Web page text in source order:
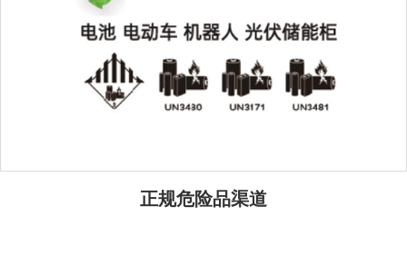
正规危险品渠道